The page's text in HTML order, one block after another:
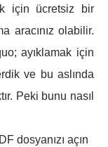
için ücretsiz bir
aracınız olabilir.
ayıklamak için
ve bu aslında
Peki bunu nasıl
dosyanızı açın